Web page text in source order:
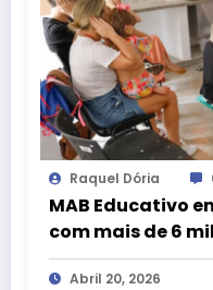
Raquel Dória
MAB Educativo
com mais de 6
impactadas
Abril 20, 2026